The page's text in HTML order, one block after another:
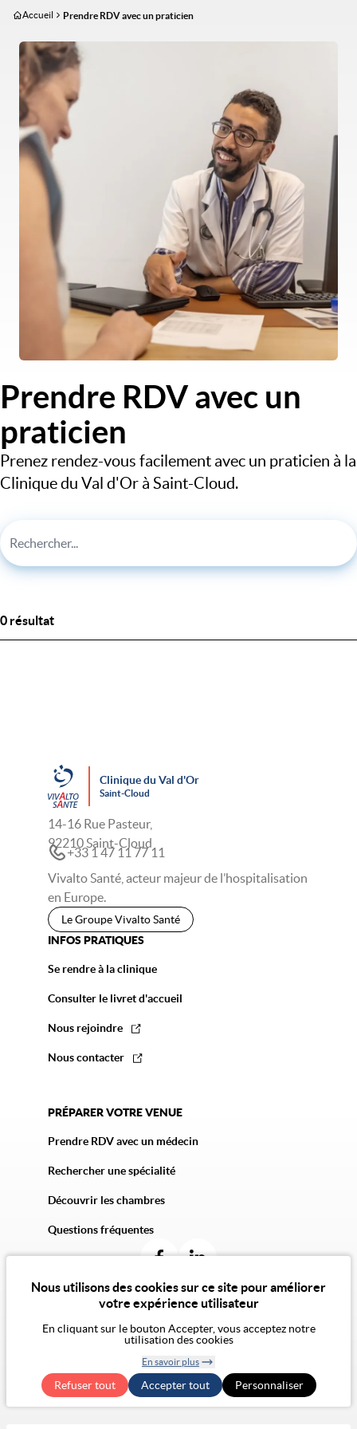
Nous utilisons des cookies sur ce site pour améliorer
votre expérience utilisateur
En cliquant sur le bouton Accepter, vous acceptez notre
utilisation des cookies
En savoir plus
Refuser tout Accepter tout
Retirer le
consentementPersonnaliser
Aller
contenu
principal
Accueil Prendre RDV avec un praticien
Image
Prendre RDV avec un
praticien
Prenez rendez-vous facilement avec un praticien à la
Clinique du Val d'Or à Saint-Cloud.
0 résultat
Clinique du Val d'Or
Saint-Cloud
14-16 Rue Pasteur,
92210 Saint-Cloud
+33 1 47 11 77 11
Vivalto Santé, acteur majeur de l’hospitalisation
en Europe.
Le Groupe Vivalto Santé
INFOS PRATIQUES
Se rendre à la clinique
Consulter le livret d'accueil
Nous rejoindre
Nous contacter
PRÉPARER VOTRE VENUE
Prendre RDV avec un médecin
Rechercher une spécialité
Découvrir les chambres
Questions fréquentes
© 2026 Vivalto Santé
Notre vision de l'éthiqueExercer mes droits RGPD
Accessibilité Numérique : non conforme